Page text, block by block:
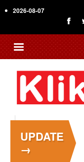
to
content
2026-08-07
UPDATE
→